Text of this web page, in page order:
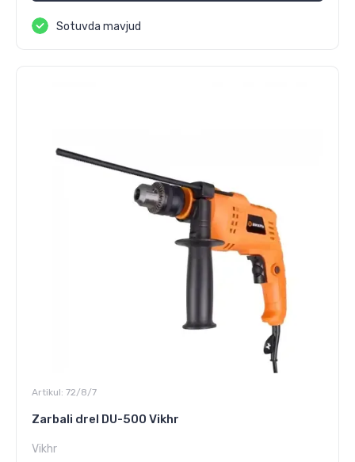
Sotuvda mavjud
Artikul: 72/8/7
Zarbali drel DU-500 Vikhr
Vikhr